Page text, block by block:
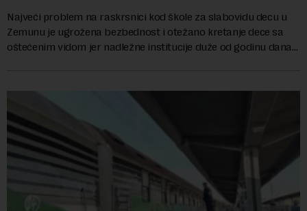
Najveći problem na raskrsnici kod škole za slabovidu decu u
Zemunu je ugrožena bezbednost i otežano kretanje dece sa
oštećenim vidom jer nadležne institucije duže od godinu dana